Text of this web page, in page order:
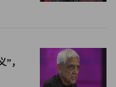
她说道：“约两个月前上
工作。我特别关注的一
者为世界杯观赛人群的
，